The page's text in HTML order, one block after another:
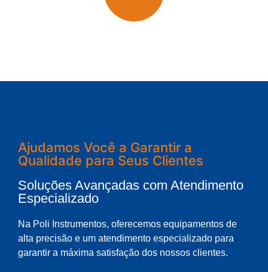
Ajudamos Você a Garantir a
Qualidade para Seus Clientes
Soluções Avançadas com Atendimento
Especializado
Na Poli Instrumentos, oferecemos equipamentos de
alta precisão e um atendimento especializado para
garantir a máxima satisfação dos nossos clientes.